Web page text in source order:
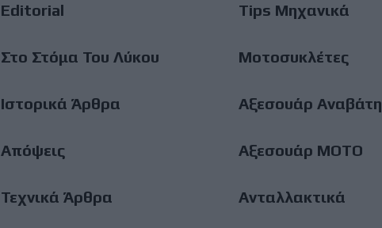
Menu
Editorial
Στο Στόμα Του Λύκου
Ιστορικά Άρθρα
Απόψεις
Τεχνικά Άρθρα
Tips Μηχανικά
Μοτοσυκλέτες
Αξεσουάρ Αναβάτη
Αξεσουάρ ΜΟΤΟ
Ανταλλακτικά